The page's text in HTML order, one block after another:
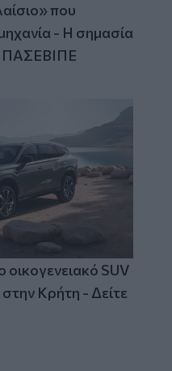
που
- Η σημασία
ΠΑΣΕΒΙΠΕ
SUV
Κρήτη - Δείτε